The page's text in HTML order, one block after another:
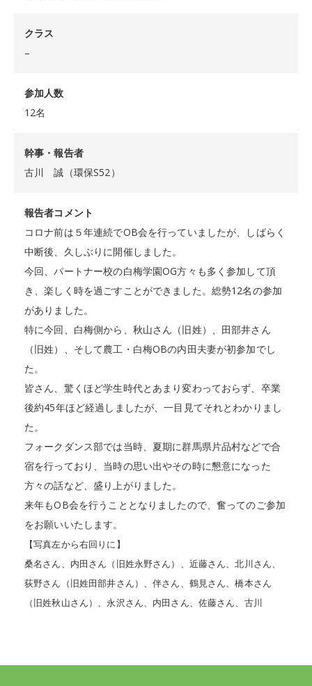
クラス
–
参加人数
12名
幹事・報告者
古川 誠（環保S52）
報告者コメント
コロナ前は５年連続でOB会を行っていましたが、しばらく
中断後、久しぶりに開催しました。
今回、パートナー校の白梅学園OG方々も多く参加して頂
き、楽しく時を過ごすことができました。総勢12名の参加
がありました。
特に今回、白梅側から、秋山さん（旧姓）、田部井さん
（旧姓）、そして農工・白梅OBの内田夫妻が初参加でし
た。
皆さん、驚くほど学生時代とあまり変わっておらず、卒業
後約45年ほど経過しましたが、一目見てそれとわかりまし
た。
フォークダンス部では当時、夏期に群馬県片品村などで合
宿を行っており、当時の思い出やその時に懇意になった
方々の話など、盛り上がりました。
来年もOB会を行うこととなりましたので、奮ってのご参加
をお願いいたします。
【写真左から右回りに】
桑名さん、内田さん（旧姓永野さん）、近藤さん、北川さん、
荻野さん（旧姓田部井さん）、伴さん、鶴見さん、橋本さん
（旧姓秋山さん）、永沢さん、内田さん、佐藤さん、古川